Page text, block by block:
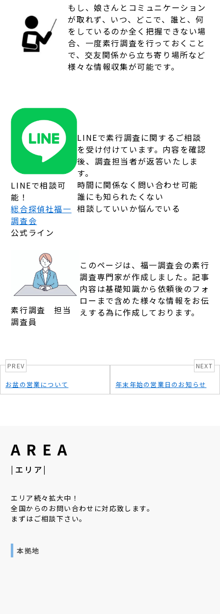
もし、娘さんとコミュニケーション
が取れず、いつ、どこで、誰と、何
をしているのか全く把握できない場
合、一度素行調査を行っておくこと
で、交友関係から立ち寄り場所など
様々な情報収集が可能です。
LINEで相談可
能！
総合探偵社福一
調査会
公式ライン
LINEで素行調査に関するご相談
を受け付けています。内容を確認
後、調査担当者が返答いたしま
す。
時間に関係なく問い合わせ可能
誰にも知られたくない
相談していいか悩んでいる
素行調査 担当
調査員
このページは、福一調査会の素行
調査専門家が作成しました。記事
内容は基礎知識から依頼後のフォ
ローまで含めた様々な情報をお伝
えする為に作成しております。
PREV
お盆の営業について
NEXT
年末年始の営業日のお知らせ
AREA
|エリア|
エリア続々拡大中！
全国からのお問い合わせに対応致します。
まずはご相談下さい。
本拠地